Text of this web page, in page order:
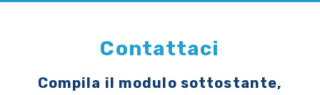
Contattaci
Compila il modulo sottostante,